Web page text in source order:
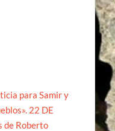
para Samir y
22 DE
de Roberto